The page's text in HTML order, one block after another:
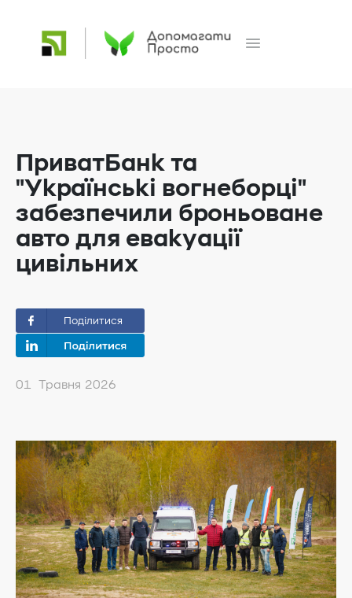
ПриватБанк та
"Українські вогнеборці"
забезпечили броньоване
авто для евакуації
цивільних
Поділитися
01 Травня 2026